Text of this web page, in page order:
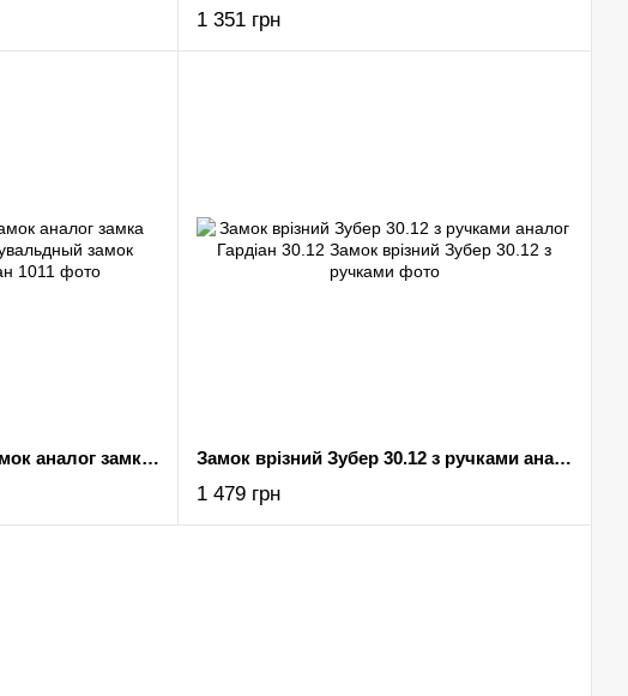
1 351 грн
Врезной сувальдный замок аналог замка Гардіан 1011 Замок врізний Зубер 30.12 з ручками аналог Гардіан 30.12
1 479 грн